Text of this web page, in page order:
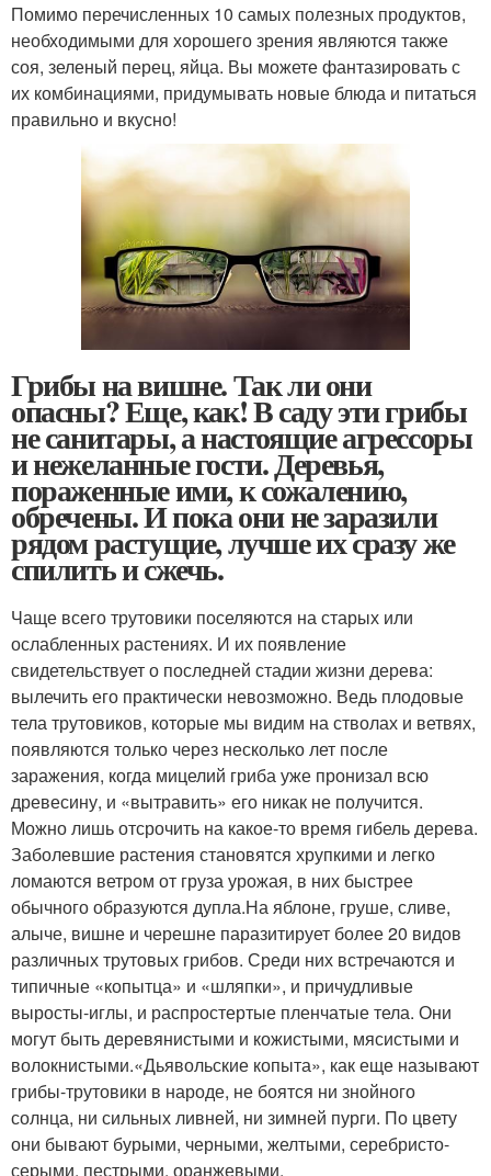
Помимо перечисленных 10 самых полезных продуктов,
необходимыми для хорошего зрения являются также
соя, зеленый перец, яйца. Вы можете фантазировать с
их комбинациями, придумывать новые блюда и питаться
правильно и вкусно!
Грибы на вишне. Так ли они
опасны? Еще, как! В саду эти грибы
не санитары, а настоящие агрессоры
и нежеланные гости. Деревья,
пораженные ими, к сожалению,
обречены. И пока они не заразили
рядом растущие, лучше их сразу же
спилить и сжечь.
Чаще всего трутовики поселяются на старых или
ослабленных растениях. И их появление
свидетельствует о последней стадии жизни дерева:
вылечить его практически невозможно. Ведь плодовые
тела трутовиков, которые мы видим на стволах и ветвях,
появляются только через несколько лет после
заражения, когда мицелий гриба уже пронизал всю
древесину, и «вытравить» его никак не получится.
Можно лишь отсрочить на какое-то время гибель дерева.
Заболевшие растения становятся хрупкими и легко
ломаются ветром от груза урожая, в них быстрее
обычного образуются дупла.На яблоне, груше, сливе,
алыче, вишне и черешне паразитирует более 20 видов
различных трутовых грибов. Среди них встречаются и
типичные «копытца» и «шляпки», и причудливые
выросты-иглы, и распростертые пленчатые тела. Они
могут быть деревянистыми и кожистыми, мясистыми и
волокнистыми.«Дьявольские копыта», как еще называют
грибы-трутовики в народе, не боятся ни знойного
солнца, ни сильных ливней, ни зимней пурги. По цвету
они бывают бурыми, черными, желтыми, серебристо-
серыми, пестрыми, оранжевыми.